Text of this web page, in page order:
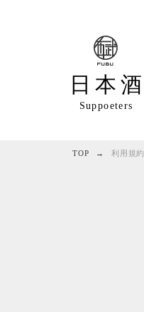
日本酒
Suppoeters
TOP 利用規約